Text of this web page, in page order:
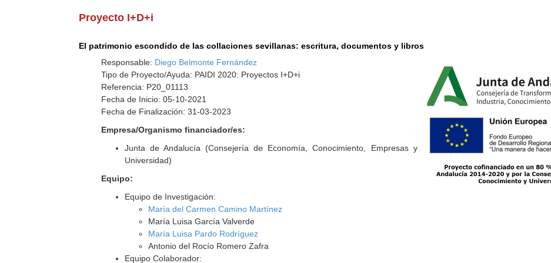
Proyecto I+D+i
El patrimonio escondido de las collaciones sevillanas: escritura, documentos y libros
Responsable: Diego Belmonte Fernández
Tipo de Proyecto/Ayuda: PAIDI 2020: Proyectos I+D+i
Referencia: P20_01113
Fecha de Inicio: 05-10-2021
Fecha de Finalización: 31-03-2023
Empresa/Organismo financiador/es:
Junta de Andalucía (Consejería de Economía, Conocimiento, Empresas y
Universidad)
Equipo:
Equipo de Investigación:
María del Carmen Camino Martínez
María Luisa García Valverde
María Luisa Pardo Rodríguez
Antonio del Rocío Romero Zafra
Equipo Colaborador: